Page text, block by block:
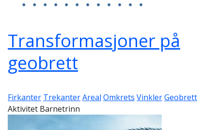
Transformasjoner på
geobrett
Firkanter TrekanterAreal Omkrets VinklerGeobrett
Aktivitet Barnetrinn